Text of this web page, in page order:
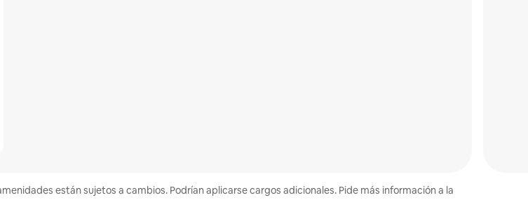
están sujetos a cambios. Podrían aplicarse cargos adicionales. Pide más información a la